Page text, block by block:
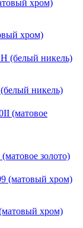
хром)
никель)
золото)
хром)